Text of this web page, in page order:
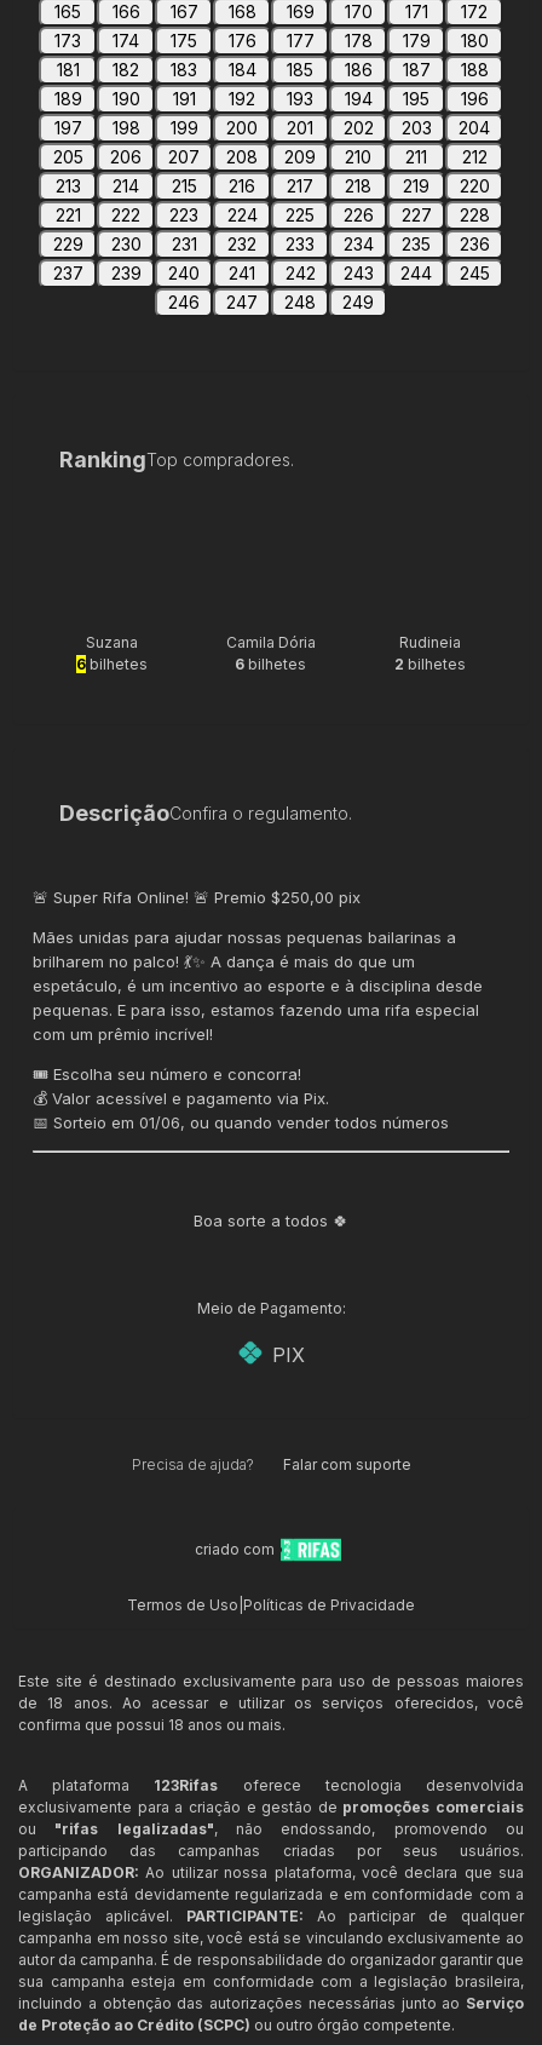
165
166 167 168 169 170 171
172
173
174 175 176 177 178 179
180
181
182 183 184 185 186 187
188
189
190 191 192 193 194 195
196
197
198 199 200 201 202 203
204
205
206 207 208 209 210 211
212
213
214 215 216 217 218 219
220
221
222 223 224 225 226 227
228
229
230 231 232 233 234 235
236
237
239 240 241 242 243 244
245
246
247 248 249
RankingTop compradores.
Suzana
6 bilhetes
Camila Dória
6 bilhetes
Rudineia
2 bilhetes
DescriçãoConfira o regulamento.
🚨 Super Rifa Online! 🚨 Premio $250,00 pix
Mães unidas para ajudar nossas pequenas bailarinas a
brilharem no palco! 💃✨ A dança é mais do que um
espetáculo, é um incentivo ao esporte e à disciplina desde
pequenas. E para isso, estamos fazendo uma rifa especial
com um prêmio incrível!
🎟️ Escolha seu número e concorra!
💰 Valor acessível e pagamento via Pix.
📅 Sorteio em 01/06, ou quando vender todos números
Boa sorte a todos 🍀
Meio de Pagamento:
PIX
Precisa de ajuda? Falar com suporte
criado com
Termos de Uso Políticas de Privacidade
Este site é destinado exclusivamente para uso de pessoas maiores
de 18 anos. Ao acessar e utilizar os serviços oferecidos, você
confirma que possui 18 anos ou mais.
A plataforma 123Rifas oferece tecnologia desenvolvida
exclusivamente para a criação e gestão de promoções comerciais
ou "rifas legalizadas", não endossando, promovendo ou
participando das campanhas criadas por seus usuários.
ORGANIZADOR: Ao utilizar nossa plataforma, você declara que sua
campanha está devidamente regularizada e em conformidade com a
legislação aplicável. PARTICIPANTE: Ao participar de qualquer
campanha em nosso site, você está se vinculando exclusivamente ao
autor da campanha. É de responsabilidade do organizador garantir que
sua campanha esteja em conformidade com a legislação brasileira,
incluindo a obtenção das autorizações necessárias junto ao Serviço
de Proteção ao Crédito (SCPC) ou outro órgão competente.